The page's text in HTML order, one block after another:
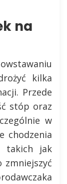
na
kilka
Przede
stóp oraz
w
chodzenia
takich jak
zmniejszyć